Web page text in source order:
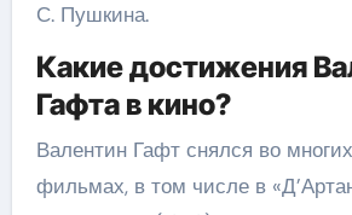
С. Пушкина.
Какие достижения
Гафта в кино?
Валентин Гафт снялся во
фильмах, в том числе в